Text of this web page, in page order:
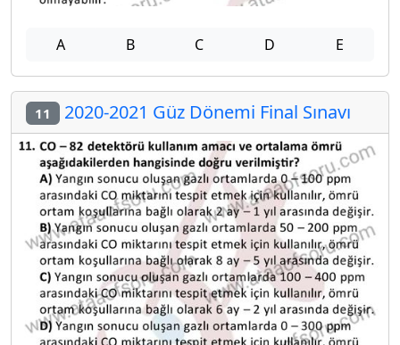
A B C D E
11 2020-2021 Güz Dönemi Final Sınavı